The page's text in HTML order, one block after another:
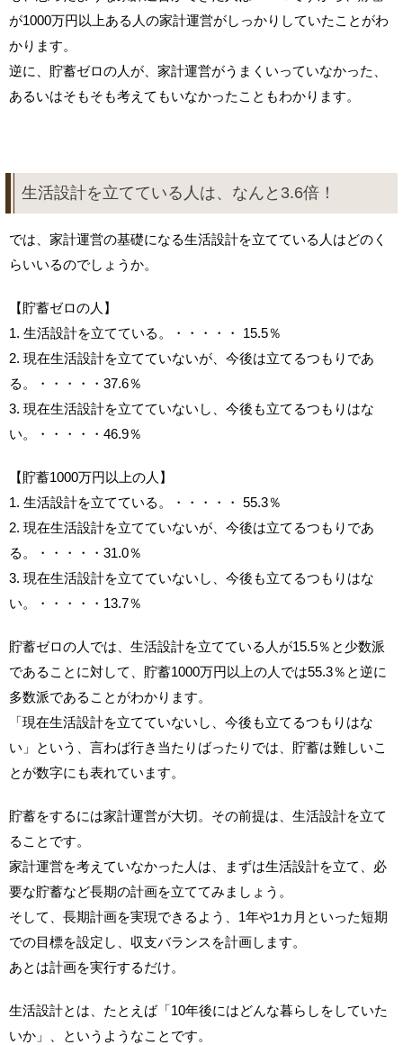
が1000万円以上ある人の家計運営がしっかりしていたことがわ
かります。
逆に、貯蓄ゼロの人が、家計運営がうまくいっていなかった、
あるいはそもそも考えてもいなかったこともわかります。
生活設計を立てている人は、なんと3.6倍！
では、家計運営の基礎になる生活設計を立てている人はどのく
らいいるのでしょうか。
【貯蓄ゼロの人】
1. 生活設計を立てている。・・・・・ 15.5％
2. 現在生活設計を立てていないが、今後は立てるつもりであ
る。・・・・・37.6％
3. 現在生活設計を立てていないし、今後も立てるつもりはな
い。・・・・・46.9％
【貯蓄1000万円以上の人】
1. 生活設計を立てている。・・・・・ 55.3％
2. 現在生活設計を立てていないが、今後は立てるつもりであ
る。・・・・・31.0％
3. 現在生活設計を立てていないし、今後も立てるつもりはな
い。・・・・・13.7％
貯蓄ゼロの人では、生活設計を立てている人が15.5％と少数派
であることに対して、貯蓄1000万円以上の人では55.3％と逆に
多数派であることがわかります。
「現在生活設計を立てていないし、今後も立てるつもりはな
い」という、言わば行き当たりばったりでは、貯蓄は難しいこ
とが数字にも表れています。
貯蓄をするには家計運営が大切。その前提は、生活設計を立て
ることです。
家計運営を考えていなかった人は、まずは生活設計を立て、必
要な貯蓄など長期の計画を立ててみましょう。
そして、長期計画を実現できるよう、1年や1カ月といった短期
での目標を設定し、収支バランスを計画します。
あとは計画を実行するだけ。
生活設計とは、たとえば「10年後にはどんな暮らしをしていた
いか」、というようなことです。